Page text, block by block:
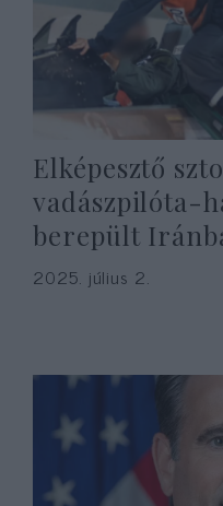
Elképesztő
vadászpilóta-
berepült
2025. július 2.